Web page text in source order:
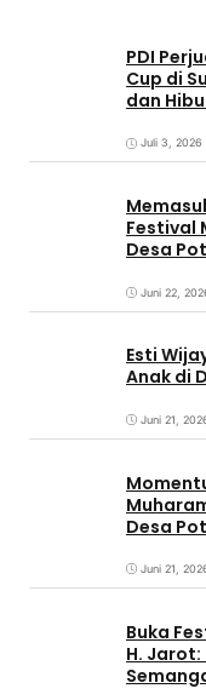
PDI
Cup di
dan
Juli 3, 2026
Festival
Desa
Juni 22,
Esti
Anak di
Juni 21,
Desa
Juni 21,
Buka
H.